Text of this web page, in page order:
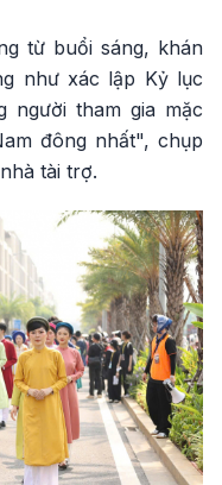
từ buổi sáng, khán
như xác lập Kỷ lục
người tham gia mặc
đông nhất", chụp
tài trợ.